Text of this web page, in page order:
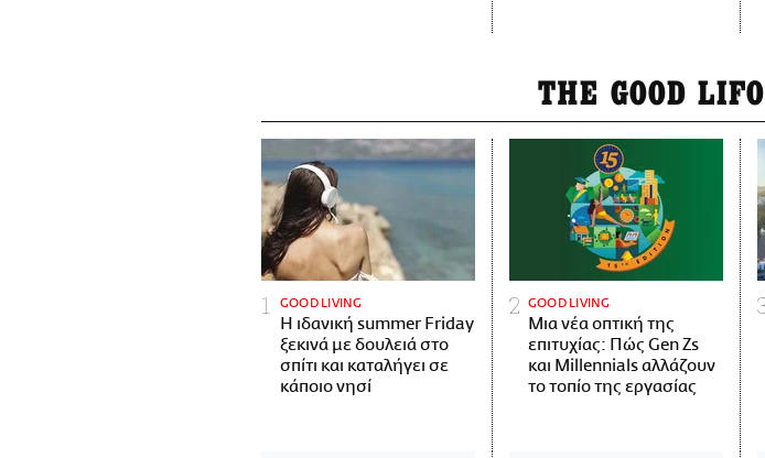
THE GOOD LIFO
GOOD LIVING
Η ιδανική summer Friday
ξεκινά με δουλειά στο
σπίτι και καταλήγει σε
κάποιο νησί
GOOD LIVING
Μια νέα οπτική της
επιτυχίας: Πώς Gen Zs
και Millennials αλλάζουν
το τοπίο της εργασίας